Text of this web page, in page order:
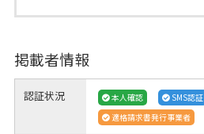
掲載者情報
認証状況 本人確認
SMS認証
適格請求書発行事業者